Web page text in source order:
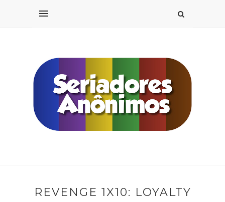
REVENGE 1X10: LOYALTY